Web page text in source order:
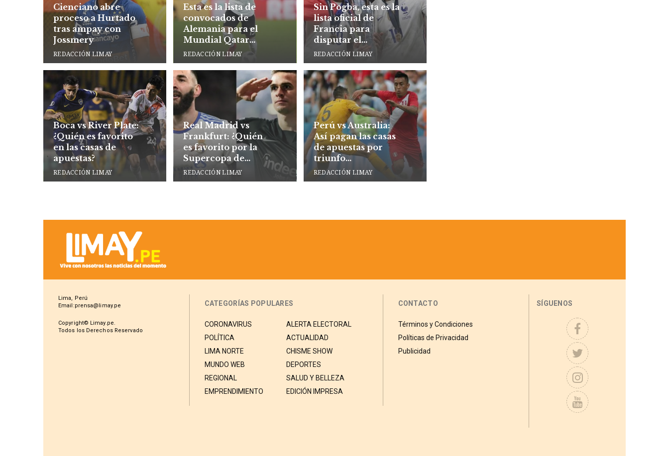
Cienciano abre
proceso a Hurtado
tras ampay con
Jossmery
REDACCIÓN LIMAY
Esta es la lista de
convocados de
Alemania para el
Mundial Qatar
2022
REDACCIÓN LIMAY
Sin Pogba, esta es la
lista oficial de
Francia para
disputar el
mundial
REDACCIÓN LIMAY
Boca vs River Plate:
¿Quién es favorito
en las casas de
apuestas?
REDACCIÓN LIMAY
Real Madrid vs
Frankfurt: ¿Quién
es favorito por la
Supercopa de
Europa?
REDACCIÓN LIMAY
Perú vs Australia:
Así pagan las casas
de apuestas por
triunfo
blanquirrojo
REDACCIÓN LIMAY
Lima, Perú
Email:prensa@limay.pe
Copyright© Limay.pe.
Todos los Derechos Reservado
CATEGORÍAS POPULARES
CORONAVIRUS
ALERTA ELECTORAL
POLÍTICA
ACTUALIDAD
LIMA NORTE
CHISME SHOW
MUNDO WEB
DEPORTES
REGIONAL
SALUD Y BELLEZA
EMPRENDIMIENTO
EDICIÓN IMPRESA
CONTACTO
Términos y Condiciones
Políticas de Privacidad
Publicidad
SÍGUENOS